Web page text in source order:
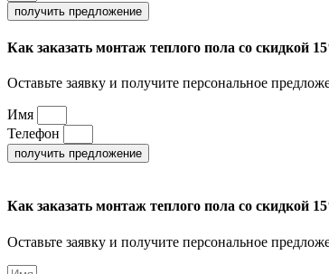
получить предложение
Как заказать монтаж теплого пола со скидкой
Оставьте заявку и получите персональное
Имя
Телефон
получить предложение
Как заказать монтаж теплого пола со скидкой
Оставьте заявку и получите персональное